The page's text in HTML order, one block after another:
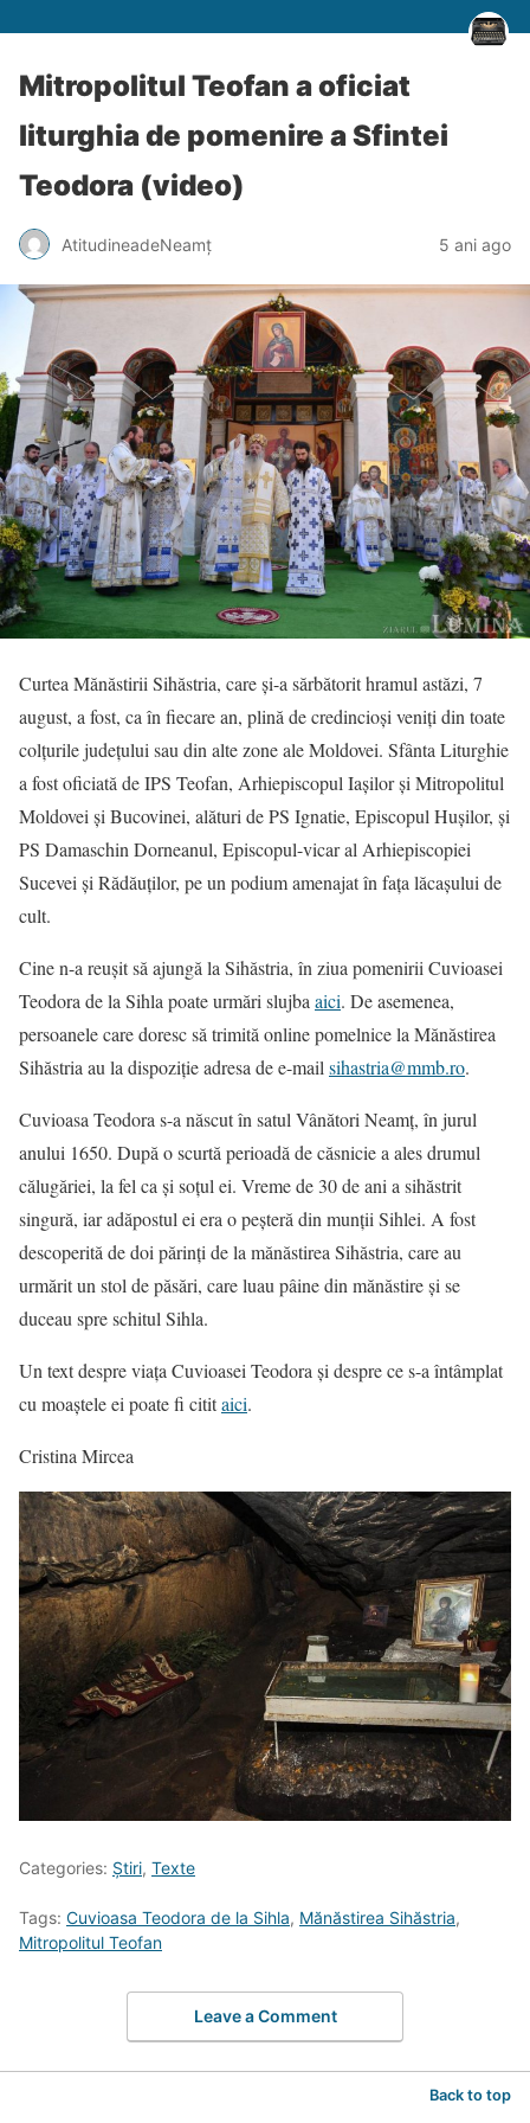
Mitropolitul Teofan a oficiat
liturghia de pomenire a Sfintei
Teodora (video)
AtitudineadeNeamț 5 ani ago
Curtea Mănăstirii Sihăstria, care și-a sărbătorit hramul astăzi, 7
august, a fost, ca în fiecare an, plină de credincioși veniți din toate
colțurile județului sau din alte zone ale Moldovei. Sfânta Liturghie
a fost oficiată de IPS Teofan, Arhiepiscopul Iașilor și Mitropolitul
Moldovei și Bucovinei, alături de PS Ignatie, Episcopul Hușilor, și
PS Damaschin Dorneanul, Episcopul-vicar al Arhiepiscopiei
Sucevei și Rădăuților, pe un podium amenajat în fața lăcașului de
cult.
Cine n-a reușit să ajungă la Sihăstria, în ziua pomenirii Cuvioasei
Teodora de la Sihla poate urmări slujbaaici. De asemenea,
persoanele care doresc să trimită online pomelnice la Mănăstirea
Sihăstria au la dispoziție adresa de e-mailsihastria@mmb.ro.
Cuvioasa Teodora s-a născut în satul Vânători Neamț, în jurul
anului 1650. După o scurtă perioadă de căsnicie a ales drumul
călugăriei, la fel ca și soțul ei. Vreme de 30 de ani a sihăstrit
singură, iar adăpostul ei era o peșteră din munții Sihlei. A fost
descoperită de doi părinți de la mănăstirea Sihăstria, care au
urmărit un stol de păsări, care luau pâine din mănăstire și se
duceau spre schitul Sihla.
Un text despre viața Cuvioasei Teodora și despre ce s-a întâmplat
cu moaștele ei poate fi cititaici.
Cristina Mircea
Categories: Știri, Texte
Tags: Cuvioasa Teodora de la Sihla, Mănăstirea Sihăstria,
Mitropolitul Teofan
Leave a Comment
Back to top